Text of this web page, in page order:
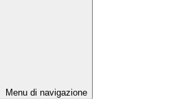
Menu di navigazione